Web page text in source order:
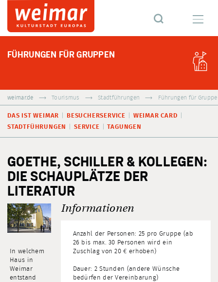
FÜHRUNGEN FÜR GRUPPEN
weimar.de Tourismus Stadtführungen Führungen für
DAS IST WEIMAR BESUCHERSERVICE
WEIMAR CARD
STADTFÜHRUNGEN
SERVICE TAGUNGEN
GOETHE, SCHILLER & KOLLEGEN:
DIE SCHAUPLÄTZE DER
LITERATUR
In welchem
Haus in
Weimar
entstand
Informationen
Anzahl der Personen: 25 pro Gruppe (ab
26 bis max. 30 Personen wird ein
Zuschlag von 20 € erhoben)
Dauer: 2 Stunden (andere Wünsche
bedürfen der Vereinbarung)